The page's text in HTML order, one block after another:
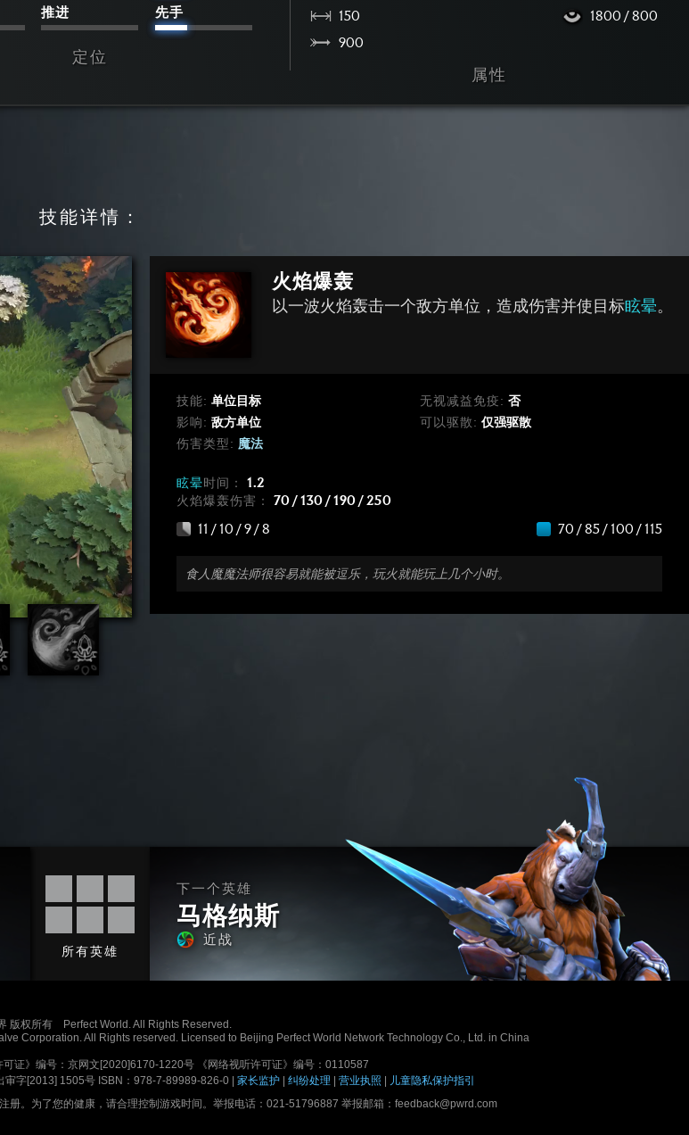
推进 先手
定位
150
900
1800 / 800
属性
技能详情：
火焰爆轰
以一波火焰轰击一个敌方单位，造成伤害并使目标眩晕。
技能: 单位目标
影响: 敌方单位
伤害类型: 魔法
无视减益免疫: 否
可以驱散: 仅强驱散
眩晕时间： 1.2
火焰爆轰伤害： 70 / 130 / 190 / 250
11 / 10 / 9 / 8
70 / 85 / 100 / 115
食人魔魔法师很容易就能被逗乐，玩火就能玩上几个小时。
所有英雄
下一个英雄
马格纳斯
近战
版权所有 Perfect World. All Rights Reserved.
Corporation. All Rights reserved. Licensed to Beijing Perfect World Network Technology Co., Ltd. in China
可证》编号：京网文[2020]6170-1220号
《网络视听许可证》编号：0110587
审字[2013] 1505号 ISBN：978-7-89989-826-0 | 家长监护 纠纷处理 营业执照
儿童隐私保护指引
册。为了您的健康，请合理控制游戏时间。举报电话：021-51796887 举报邮箱：feedback@pwrd.com